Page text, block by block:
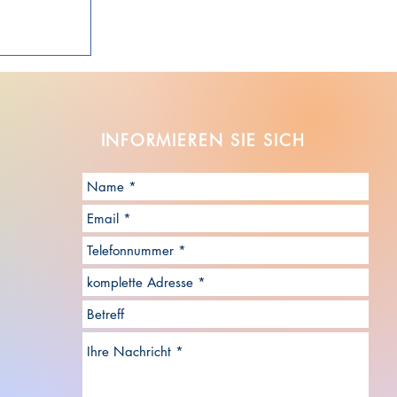
INFORMIEREN SIE SICH